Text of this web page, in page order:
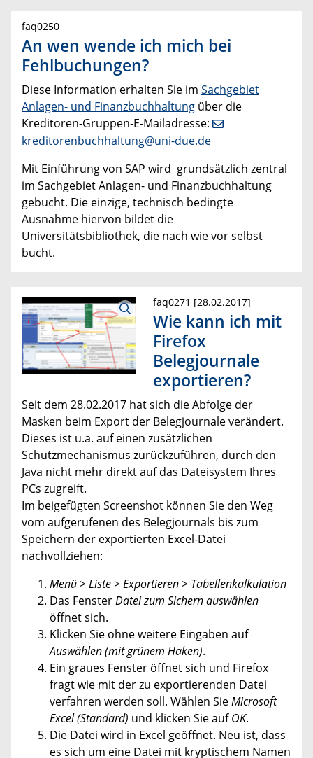
faq0250
An wen wende ich mich bei
Fehlbuchungen?
Diese Information erhalten Sie im Sachgebiet
Anlagen- und Finanzbuchhaltung über die
Kreditoren-Gruppen-E-Mailadresse:
kreditorenbuchhaltung@uni-due.de
Mit Einführung von SAP wird grundsätzlich zentral
im Sachgebiet Anlagen- und Finanzbuchhaltung
gebucht. Die einzige, technisch bedingte
Ausnahme hiervon bildet die
Universitätsbibliothek, die nach wie vor selbst
bucht.
faq0271 [28.02.2017]
Wie kann ich mit
Firefox
Belegjournale
exportieren?
Seit dem 28.02.2017 hat sich die Abfolge der
Masken beim Export der Belegjournale verändert.
Dieses ist u.a. auf einen zusätzlichen
Schutzmechanismus zurückzuführen, durch den
Java nicht mehr direkt auf das Dateisystem Ihres
PCs zugreift.
Im beigefügten Screenshot können Sie den Weg
vom aufgerufenen des Belegjournals bis zum
Speichern der exportierten Excel-Datei
nachvollziehen:
Menü > Liste > Exportieren > Tabellenkalkulation
Das FensterDatei zum Sichern auswählen
öffnet sich.
Klicken Sie ohne weitere Eingaben auf
Auswählen (mit grünem Haken).
Ein graues Fenster öffnet sich und Firefox
fragt wie mit der zu exportierenden Datei
verfahren werden soll. Wählen SieMicrosoft
Excel (Standard) und klicken Sie aufOK.
Die Datei wird in Excel geöffnet. Neu ist, dass
es sich um eine Datei mit kryptischem Namen